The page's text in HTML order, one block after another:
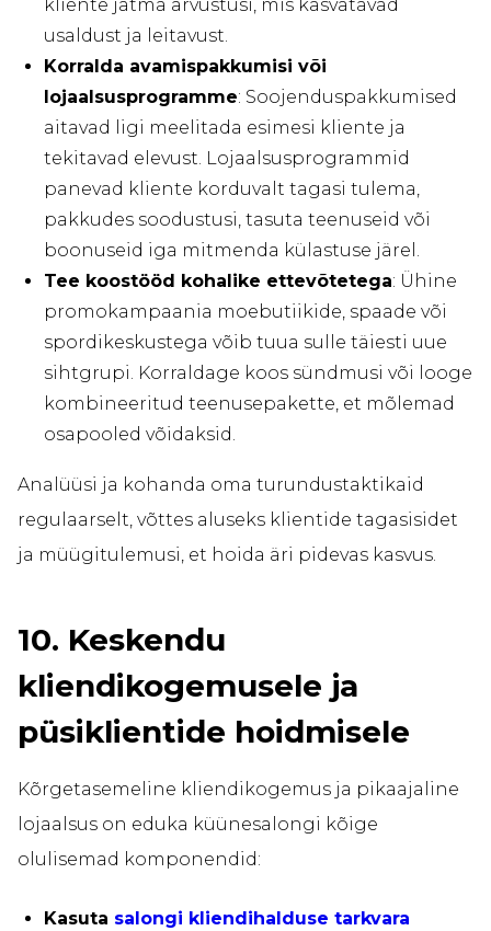
kliente jätma arvustusi, mis kasvatavad
usaldust ja leitavust.
Korralda avamispakkumisi või
lojaalsusprogramme: Soojenduspakkumised
aitavad ligi meelitada esimesi kliente ja
tekitavad elevust. Lojaalsusprogrammid
panevad kliente korduvalt tagasi tulema,
pakkudes soodustusi, tasuta teenuseid või
boonuseid iga mitmenda külastuse järel.
Tee koostööd kohalike ettevõtetega: Ühine
promokampaania moebutiikide, spaade või
spordikeskustega võib tuua sulle täiesti uue
sihtgrupi. Korraldage koos sündmusi või looge
kombineeritud teenusepakette, et mõlemad
osapooled võidaksid.
Analüüsi ja kohanda oma turundustaktikaid
regulaarselt, võttes aluseks klientide tagasisidet
ja müügitulemusi, et hoida äri pidevas kasvus.
10. Keskendu
kliendikogemusele ja
püsiklientide hoidmisele
Kõrgetasemeline kliendikogemus ja pikaajaline
lojaalsus on eduka küünesalongi kõige
olulisemad komponendid:
Kasuta salongi kliendihalduse tarkvara